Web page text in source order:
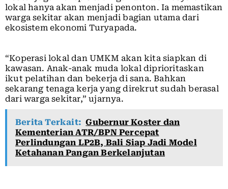
lokal hanya akan menjadi penonton. Ia memastikan
warga sekitar akan menjadi bagian utama dari
ekosistem ekonomi Turyapada.
“Koperasi lokal dan UMKM akan kita siapkan di
kawasan. Anak-anak muda lokal diprioritaskan
ikut pelatihan dan bekerja di sana. Bahkan
sekarang tenaga kerja yang direkrut sudah berasal
dari warga sekitar,” ujarnya.
Berita Terkait: Gubernur Koster dan
Kementerian ATR/BPN Percepat
Perlindungan LP2B, Bali Siap Jadi Model
Ketahanan Pangan Berkelanjutan